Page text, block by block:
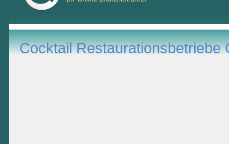
Cocktail Restaurationsbetriebe